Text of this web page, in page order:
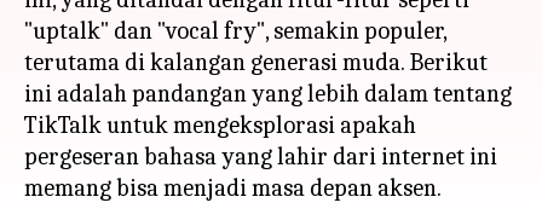
"uptalk" dan "vocal fry", semakin populer,
terutama di kalangan generasi muda. Berikut
ini adalah pandangan yang lebih dalam tentang
TikTalk untuk mengeksplorasi apakah
pergeseran bahasa yang lahir dari internet ini